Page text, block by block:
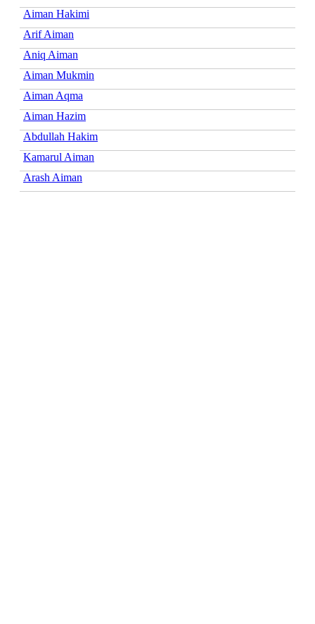
Aiman Hakimi
Arif Aiman
Aniq Aiman
Aiman Mukmin
Aiman Aqma
Aiman Hazim
Abdullah Hakim
Kamarul Aiman
Arash Aiman